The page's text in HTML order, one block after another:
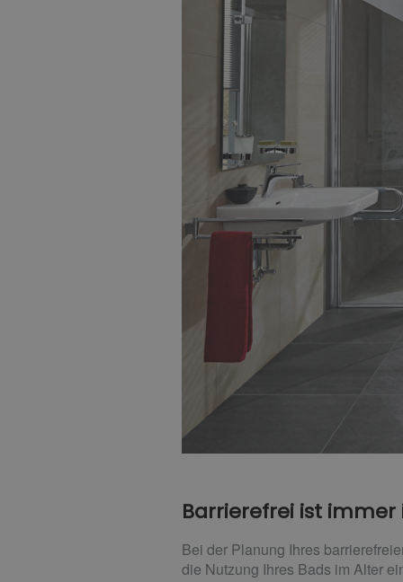
Barrierefrei ist immer
Bei der Planung Ihres
die Nutzung Ihres Bads im Alter